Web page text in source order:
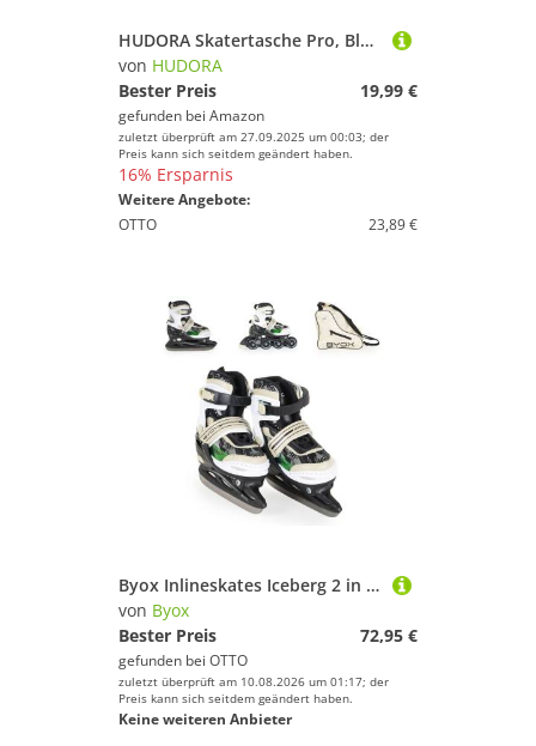
HUDORA Skatertasche Pro, Black
von HUDORA
Bester Preis
19,99 €
gefunden bei Amazon
zuletzt überprüft am 27.09.2025 um 00:03; der
Preis kann sich seitdem geändert haben.
16% Ersparnis
Weitere Angebote:
OTTO
23,89 €
Byox Inlineskates Iceberg 2 in 1, PU-Räder, Schlittschuhe, Schnürsenkel, Tasche, Selbstverschluss
von Byox
Bester Preis
72,95 €
gefunden bei OTTO
zuletzt überprüft am 10.08.2026 um 01:17; der
Preis kann sich seitdem geändert haben.
Keine weiteren Anbieter